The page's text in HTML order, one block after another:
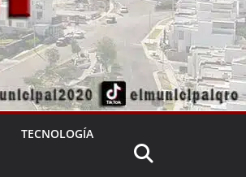
TECNOLOGÍA